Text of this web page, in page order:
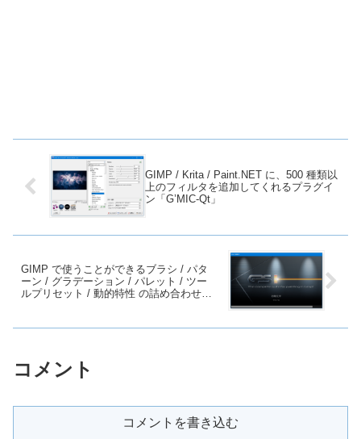
GIMP / Krita / Paint.NET に、500 種類以
上のフィルタを追加してくれるプラグイ
ン「G’MIC-Qt」
GIMP で使うことができるブラシ / パタ
ーン / グラデーション / パレット / ツー
ルプリセット / 動的特性 の詰め合わせ
コメント
コメントを書き込む